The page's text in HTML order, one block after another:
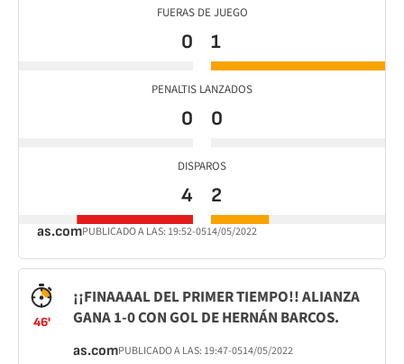
FUERAS DE JUEGO
0 1
PENALTIS LANZADOS
0 0
DISPAROS
4 2
as.comPUBLICADO A LAS: 19:52-0514/05/2022
46'
¡¡FINAAAAL DEL PRIMER TIEMPO!! ALIANZA
GANA 1-0 CON GOL DE HERNÁN BARCOS.
as.comPUBLICADO A LAS: 19:47-0514/05/2022